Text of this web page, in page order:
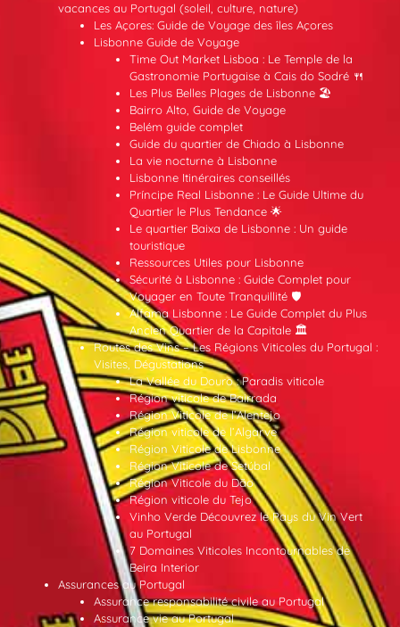
vacances au Portugal (soleil, culture, nature)
Les Açores: Guide de Voyage des îles Açores
Lisbonne Guide de Voyage
Time Out Market Lisboa : Le Temple de la
Gastronomie Portugaise à Cais do Sodré 🍴
Les Plus Belles Plages de Lisbonne 🏖️
Bairro Alto, Guide de Voyage
Belém guide complet
Guide du quartier de Chiado à Lisbonne
La vie nocturne à Lisbonne
Lisbonne Itinéraires conseillés
Príncipe Real Lisbonne : Le Guide Ultime du
Quartier le Plus Tendance 🌟
Le quartier Baixa de Lisbonne : Un guide
touristique
Ressources Utiles pour Lisbonne
Sécurité à Lisbonne : Guide Complet pour
Voyager en Toute Tranquillité 🛡️
Alfama Lisbonne : Le Guide Complet du Plus
Ancien Quartier de la Capitale 🏛️
Routes des Vins – Les Régions Viticoles du Portugal :
Visites, Dégustations
La Vallée du Douro : Paradis viticole
Région viticole de Bairrada
Région Viticole de l’Alentejo
Région viticole de l’Algarve
Région Viticole de Lisbonne
Région Viticole de Setúbal
Région Viticole du Dão
Région viticole du Tejo
Vinho Verde Découvrez le Pays du Vin Vert
au Portugal
7 Domaines Viticoles Incontournables de
Beira Interior
Assurances au Portugal
Assurance responsabilité civile au Portugal
Assurance vie au Portugal